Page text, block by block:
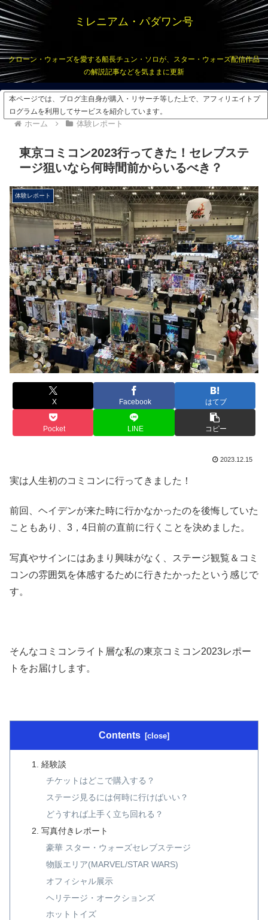
ミレニアム・パダワン号
クローン・ウォーズを愛する船長チュン・ソロが、スター・ウォーズ配信作品
の解説記事などを気ままに更新
本ページでは、ブログ主自身が購入・リサーチ等した上で、アフィリエイトプ
ログラムを利用してサービスを紹介しています。
ホーム 体験レポート
東京コミコン2023行ってきた！セレブステ
ージ狙いなら何時間前からいるべき？
体験レポート
X Facebook はてブ
Pocket LINE コピー
2023.12.15
実は人生初のコミコンに行ってきました！
前回、ヘイデンが来た時に行かなかったのを後悔していた
こともあり、3，4日前の直前に行くことを決めました。
写真やサインにはあまり興味がなく、ステージ観覧＆コミ
コンの雰囲気を体感するために行きたかったという感じで
す。
そんなコミコンライト層な私の東京コミコン2023レポー
トをお届けします。
Contents
経験談
チケットはどこで購入する？
ステージ見るには何時に行けばいい？
どうすれば上手く立ち回れる？
写真付きレポート
豪華 スター・ウォーズセレブステージ
物販エリア(MARVEL/STAR WARS)
オフィシャル展示
ヘリテージ・オークションズ
ホットトイズ